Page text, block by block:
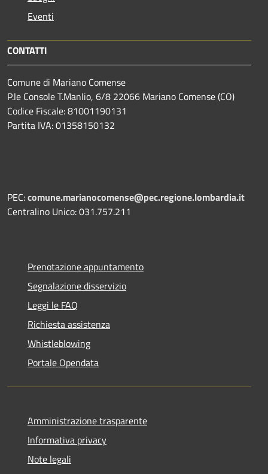
Eventi
CONTATTI
Comune di Mariano Comense
P.le Console T.Manlio, 6/8 22066 Mariano Comense (CO)
Codice Fiscale: 81001190131
Partita IVA: 01358150132
PEC:comune.marianocomense@pec.regione.lombardia.it
Centralino Unico: 031.757.211
Prenotazione appuntamento
Segnalazione disservizio
Leggi le FAQ
Richiesta assistenza
Whistleblowing
Portale Opendata
Amministrazione trasparente
Informativa privacy
Note legali